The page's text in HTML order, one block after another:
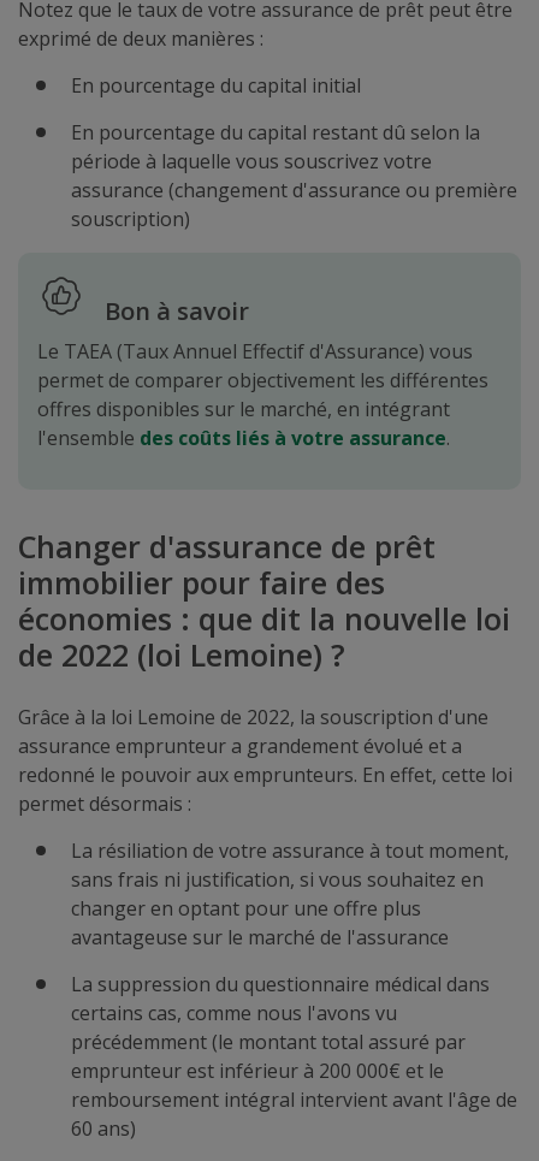
Notez que le taux de votre assurance de prêt peut être
exprimé de deux manières :
En pourcentage du capital initial
En pourcentage du capital restant dû selon la
période à laquelle vous souscrivez votre
assurance (changement d'assurance ou première
souscription)
Bon à savoir
Le TAEA (Taux Annuel Effectif d'Assurance) vous
permet de comparer objectivement les différentes
offres disponibles sur le marché, en intégrant
l'ensemble des coûts liés à votre assurance.
Changer d'assurance de prêt
immobilier pour faire des
économies : que dit la nouvelle loi
de 2022 (loi Lemoine) ?
Grâce à la loi Lemoine de 2022, la souscription d'une
assurance emprunteur a grandement évolué et a
redonné le pouvoir aux emprunteurs. En effet, cette loi
permet désormais :
La résiliation de votre assurance à tout moment,
sans frais ni justification, si vous souhaitez en
changer en optant pour une offre plus
avantageuse sur le marché de l'assurance
La suppression du questionnaire médical dans
certains cas, comme nous l'avons vu
précédemment (le montant total assuré par
emprunteur est inférieur à 200 000€ et le
remboursement intégral intervient avant l'âge de
60 ans)